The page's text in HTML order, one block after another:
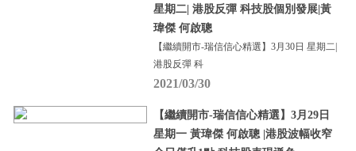
星期二| 港股反彈 科技股個別發展|黃
瑋傑 何啟聰
【繼續開市-瑞信信心精選】3月30日 星期二|
港股反彈 科
2021/03/30
【繼續開市-瑞信信心精選】3月29日
星期一 黃瑋傑 何啟聰 |港股波幅收窄